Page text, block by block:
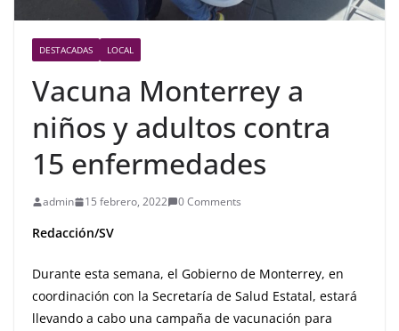
DESTACADAS LOCAL
Vacuna Monterrey a
niños y adultos contra
15 enfermedades
admin 15 febrero, 2022 0 Comments
Redacción/SV
Durante esta semana, el Gobierno de Monterrey, en
coordinación con la Secretaría de Salud Estatal, estará
llevando a cabo una campaña de vacunación para